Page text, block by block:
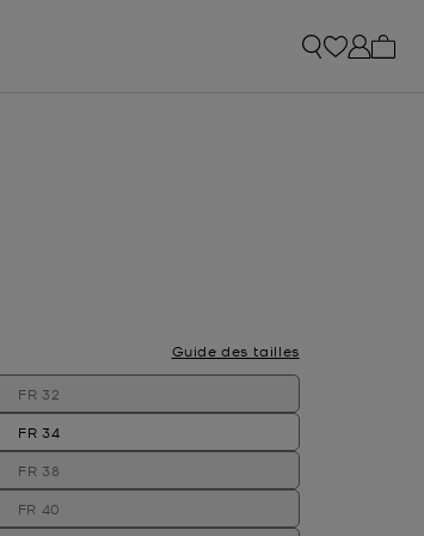
Guide des tailles
FR 32
FR 34
FR 38
FR 40